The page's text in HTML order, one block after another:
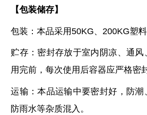
【包装储存】
包装：本品采用50KG、200KG塑料
贮存：密封存放于室内阴凉、通风
用完前，每次使用后容器应严格密
运输：本品运输中要密封好，防潮
防雨水等杂质混入。